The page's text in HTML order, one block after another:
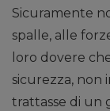
Sicuramente
spalle, alle
loro dovere
sicurezza, non
trattasse di un